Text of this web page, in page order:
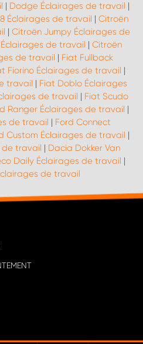
| Dodge Éclairages de travail |
Éclairages de travail | Citroën
| Citroën Jumpy Éclairages de
de travail | Citroën
de travail | Fiat Fullback
Fiorino Éclairages de travail |
travail | Fiat Doblo Éclairages
de travail | Fiat Scudo
Ranger Éclairages de travail |
de travail | Ford Connect
Custom Éclairages de travail |
de travail | Dacia Dokker Van
Daily Éclairages de travail |
de travail